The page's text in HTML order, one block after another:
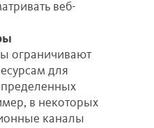
веб-
ограничивают
для
в некоторых
каналы